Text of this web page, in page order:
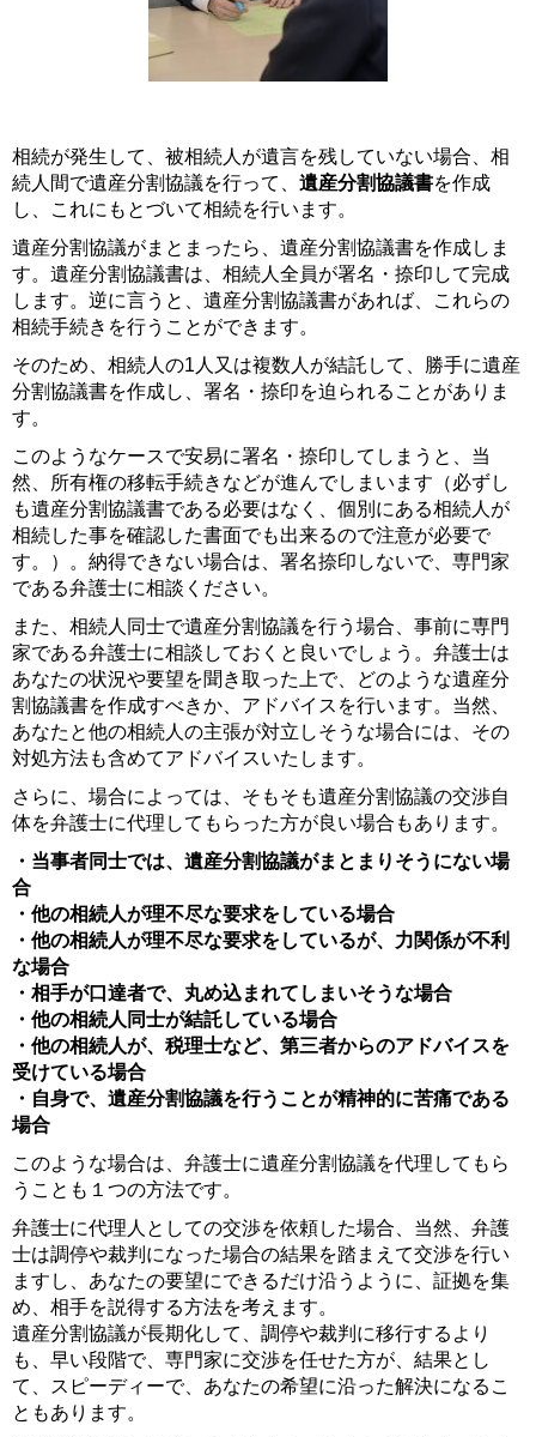
相続が発生して、被相続人が遺言を残していない場合、相
続人間で遺産分割協議を行って、 遺産分割協議書を作成
し、これにもとづいて相続を行います。
遺産分割協議がまとまったら、遺産分割協議書を作成しま
す。遺産分割協議書は、相続人全員が署名・捺印して完成
します。逆に言うと、遺産分割協議書があれば、これらの
相続手続きを行うことができます。
そのため、相続人の1人又は複数人が結託して、勝手に遺産
分割協議書を作成し、署名・捺印を迫られることがありま
す。
このようなケースで安易に署名・捺印してしまうと、当
然、所有権の移転手続きなどが進んでしまいます（必ずし
も遺産分割協議書である必要はなく、個別にある相続人が
相続した事を確認した書面でも出来るので注意が必要で
す。）。納得できない場合は、署名捺印しないで、専門家
である弁護士に相談ください。
また、相続人同士で遺産分割協議を行う場合、事前に専門
家である弁護士に相談しておくと良いでしょう。弁護士は
あなたの状況や要望を聞き取った上で、どのような遺産分
割協議書を作成すべきか、アドバイスを行います。当然、
あなたと他の相続人の主張が対立しそうな場合には、その
対処方法も含めてアドバイスいたします。
さらに、場合によっては、そもそも遺産分割協議の交渉自
体を弁護士に代理してもらった方が良い場合もあります。
・当事者同士では、遺産分割協議がまとまりそうにない場
合
・他の相続人が理不尽な要求をしている場合
・他の相続人が理不尽な要求をしているが、力関係が不利
な場合
・相手が口達者で、丸め込まれてしまいそうな場合
・他の相続人同士が結託している場合
・他の相続人が、税理士など、第三者からのアドバイスを
受けている場合
・自身で、遺産分割協議を行うことが精神的に苦痛である
場合
このような場合は、弁護士に遺産分割協議を代理してもら
うことも１つの方法です。
弁護士に代理人としての交渉を依頼した場合、当然、弁護
士は調停や裁判になった場合の結果を踏まえて交渉を行い
ますし、あなたの要望にできるだけ沿うように、証拠を集
め、相手を説得する方法を考えます。
遺産分割協議が長期化して、調停や裁判に移行するより
も、早い段階で、専門家に交渉を任せた方が、結果とし
て、スピーディーで、あなたの希望に沿った解決になるこ
ともあります。